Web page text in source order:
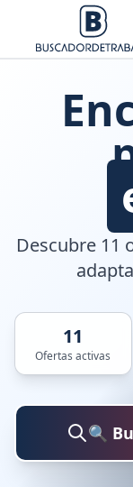
Descubre 11
11
Ofertas activas
🔍